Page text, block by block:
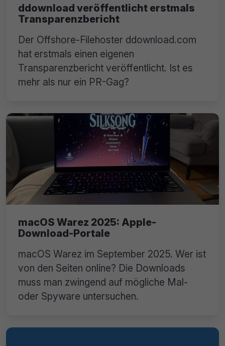
ddownload veröffentlicht erstmals
Transparenzbericht
Der Offshore-Filehoster ddownload.com
hat erstmals einen eigenen
Transparenzbericht veröffentlicht. Ist es
mehr als nur ein PR-Gag?
macOS Warez 2025: Apple-
Download-Portale
macOS Warez im September 2025. Wer ist
von den Seiten online? Die Downloads
muss man zwingend auf mögliche Mal-
oder Spyware untersuchen.